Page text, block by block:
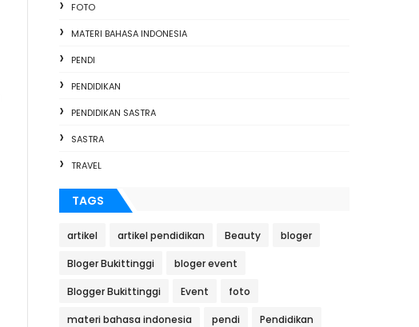
FOTO
MATERI BAHASA INDONESIA
PENDI
PENDIDIKAN
PENDIDIKAN SASTRA
SASTRA
TRAVEL
TAGS
artikel artikel pendidikan Beauty bloger
Bloger Bukittinggi bloger event
Blogger Bukittinggi Event foto
materi bahasa indonesia pendi Pendidikan